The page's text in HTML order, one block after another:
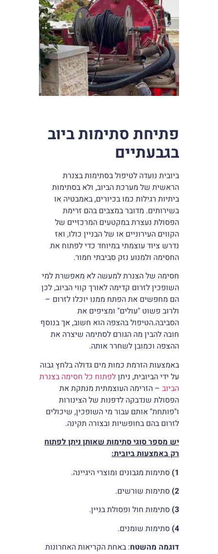
פתיחת סתימות ביוב
בגבעתיים
ביובית נועדה לטיפול בסתימות בצנרת
הראשית של מערכת הביוב, ולא בסתימות
ביתיות רגילות כמו בכיורים, באמבטיה או
בשירותים. מדובר במצבים בהם זרימת
הפסולת נעצרת במקטעים המרכזיים של
הקווים העירוניים או של הבניין כולו, ואז
נדרש ציוד עוצמתי במיוחד כדי לפתוח את
החסימה ולמנוע נזק סביבתי חמור.
חסימה של הצנרת למעשה לא מאפשרת למי
השופכין לזרום קדימה לאורך קווי הביוב, לכן
הם מחפשים את הפתח ממנו יוכלו לזרום –
ולרוב פשוט "עולים" ומציפים את
הסביבה.הטיפול בהצפה הוא חשוב, אך בנוסף
חובה להבין מה הגורם לסתימה שיצרה את
ההצפה וכמובן לשחרר אותה.
באמצעות הזרמת כמות מים גדולה בלחץ גבוה
על ידי הביובית, ניתןלפתוח כל חסימה בצנרת
הביוב– הזרימה העוצמתית מנתקת את
הפסולת שנדבקה לדפנות של הצינורות
ו"פותחת" אותם עבור מי השופכין, שיכולים
לזרום בהם בחופשיות ובצורה תקינה.
יש מספר סוגי סתימות שאותן ניתן לפתוח
רק באמצעות ביובית:
1) סתימות מגבונים ומוצרי היגיינה.
2) סתימות שורשים.
3) סתימות חול ופסולת בניין.
4) סתימות שומנים.
דוגמה מהשטח: באחת הקריאות האחרונות